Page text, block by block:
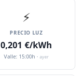
⚡
PRECIO LUZ
0,201 €/kWh
Valle: 15:00h · ayer